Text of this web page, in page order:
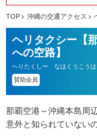
TOP 沖縄の交通アクセス
ヘリタクシー【
への空路】
へりたくしー なはくうこう
賛助会員
那覇空港～沖縄本島周
意外と知られていない